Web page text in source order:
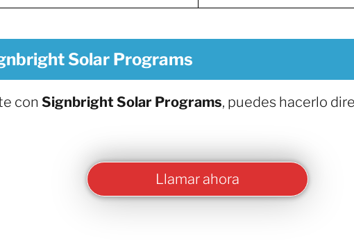
Solar Programs
con Signbright Solar Programs, puedes hacerlo
Llamar ahora